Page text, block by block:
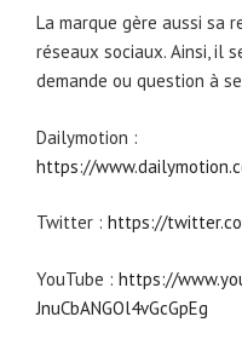
La marque gère aussi sa
réseaux sociaux. Ainsi, il
demande ou question à
Dailymotion :
https://
Twitter : https://
YouTube : https://
JnuCbANGOl4vGcGpEg